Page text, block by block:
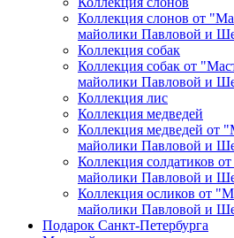
Коллекция слонов от
майолики Павловой и
Коллекция собак
Коллекция собак от
майолики Павловой и
Коллекция лис
Коллекция медведей
Коллекция медведей от
майолики Павловой и
Коллекция солдатиков
майолики Павловой и
Коллекция осликов от
майолики Павловой и
Подарок Санкт-Петербурга